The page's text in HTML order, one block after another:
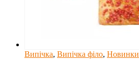
Випічка, Випічка філо, Новинки